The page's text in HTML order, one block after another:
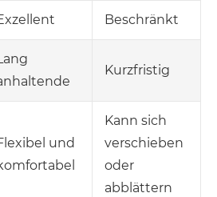
Beschränkt
Kurzfristig
und
Kann sich
verschieben
oder
abblättern